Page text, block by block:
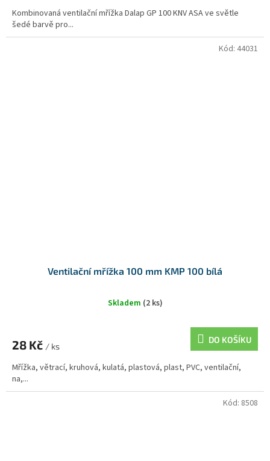
Kombinovaná ventilační mřížka Dalap GP 100 KNV ASA ve světle
šedé barvě pro...
Ventilační mřížka 100 mm KMP 100 bílá
Skladem (2 ks)
28 Kč / ks
DO KOŠÍKU
Mřížka, větrací, kruhová, kulatá, plastová, plast, PVC, ventilační,
na,...
Kód: 44031
Kód: 8508